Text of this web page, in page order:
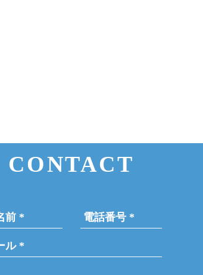
CONTACT